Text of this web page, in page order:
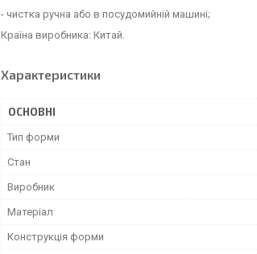
- чистка ручна або в посудомийній машині;
Країна виробника: Китай.
Характеристики
ОСНОВНІ
Тип форми
Стан
Виробник
Матеріал
Конструкція форми